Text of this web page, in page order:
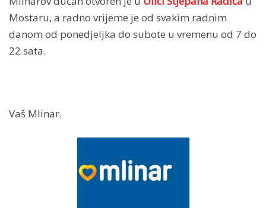
Mostaru, a radno vrijeme je od svakim radnim
danom od ponedjeljka do subote u vremenu od 7 do
22 sata.
Vaš Mlinar.